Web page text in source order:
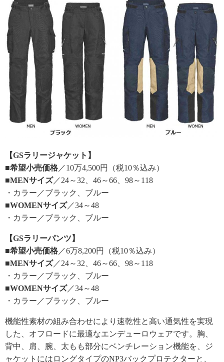
【GSラリージャケット】
■希望小売価格 ／10万4,500円（税10％込み）
■MENサイズ／24～32、46～66、98～118
・カラー／ブラック、ブルー
■WOMENサイズ／34～48
・カラー／ブラック、ブルー
【GSラリーパンツ】
■希望小売価格 ／6万8,200円（税10％込み）
■MENサイズ／24～32、46～66、98～118
・カラー／ブラック、ブルー
■WOMENサイズ／34～48
・カラー／ブラック、ブルー
機能性素材の組み合わせにより速乾性と高い通気性を実現
した、オフロードに最適なエンデューロウェアです。胸、
背中、肩、腕、太もも部分にベンチレーション機能を、ジ
ャケットにはロングタイプのNP3バックプロテクターと、